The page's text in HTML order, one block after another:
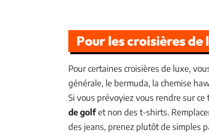
Pour les croisières de
Pour certaines croisières de luxe,
générale, le bermuda, la chemise
Si vous prévoyiez vous rendre sur
de golfet non des t-shirts.
des jeans, prenez plutôt de simples